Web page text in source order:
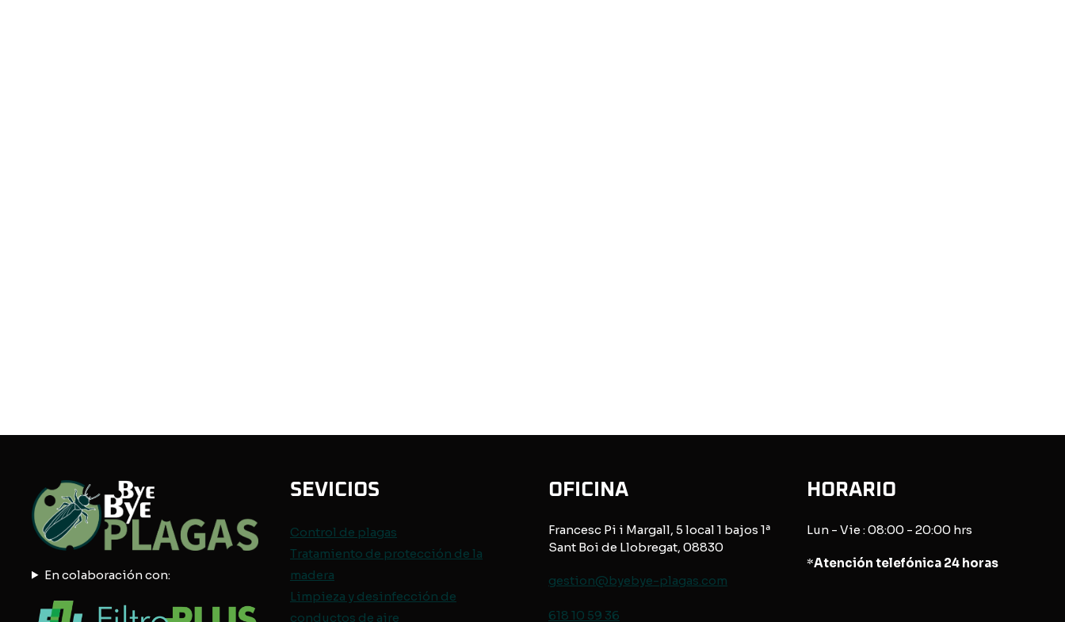
En colaboración con:
SEVICIOS
Control de plagas
Tratamiento de protección de la
madera
Limpieza y desinfección de
conductos de aire
OFICINA
Francesc Pi i Margall, 5 local 1 bajos 1ª
Sant Boi de Llobregat, 08830
gestion@byebye-plagas.com
618 10 59 36
HORARIO
Lun - Vie : 08:00 - 20:00 hrs
*Atención telefónica 24 horas